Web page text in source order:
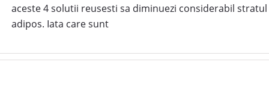
aceste 4 solutii reusesti sa diminuezi considerabil stratul
adipos. Iata care sunt